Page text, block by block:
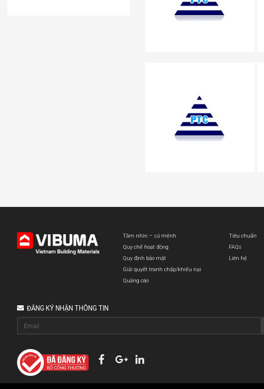
Tầm nhìn – sứ mệnh
Quy chế hoạt động
Quy định bảo mật
Giải quyết tranh chấp/khiếu nại
Quảng cáo
Tiêu chuẩn
FAQs
Liên hệ
ĐĂNG KÝ NHẬN THÔNG TIN